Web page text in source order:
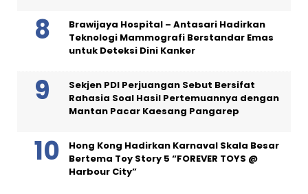
Brawijaya Hospital – Antasari Hadirkan
Teknologi Mammografi Berstandar Emas
untuk Deteksi Dini Kanker
Sekjen PDI Perjuangan Sebut Bersifat
Rahasia Soal Hasil Pertemuannya dengan
Mantan Pacar Kaesang Pangarep
Hong Kong Hadirkan Karnaval Skala Besar
Bertema Toy Story 5 “FOREVER TOYS @
Harbour City”